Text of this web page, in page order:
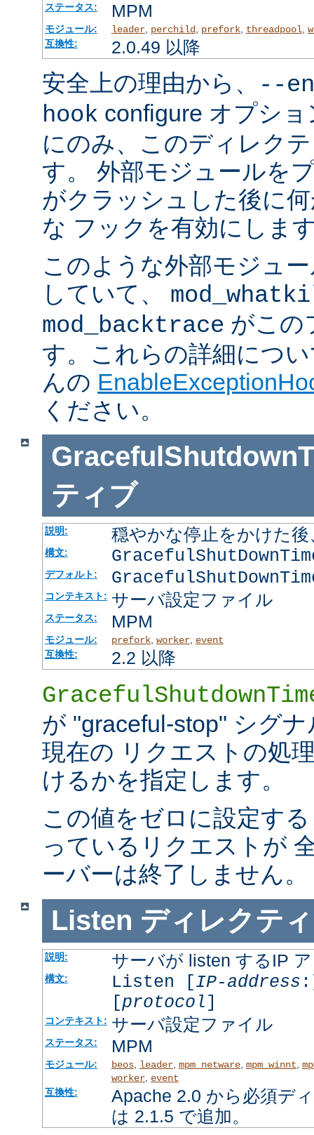
ステータス: MPM
モジュール: leader, perchild, prefork, threadpool
互換性:
2.0.49 以降
安全上の理由から、
--
hook configure オプシ
にのみ、このディレク
す。 外部モジュールを
がクラッシュした後に
な フックを有効にしま
このような外部モジュ
していて、
mod_backtrace がこの
す。これらの詳細につ
んの
ください。
ティブ
説明: 穏やかな停止をかけた
構文:
デフォルト:
コンテキスト: サーバ設定ファイル
ステータス: MPM
モジュール: prefork, worker, event
互換性:
2.2 以降
が "graceful-stop" シグ
現在の リクエストの処
けるかを指定します。
この値をゼロに設定す
っているリクエストが
ーバーは終了しません。
Listen ディレクテ
説明: サーバが listen するIP
構文: Listen [IP-address
[protocol]
コンテキスト: サーバ設定ファイル
ステータス: MPM
モジュール: beos, leader, mpm_netware, mpm_winnt
worker, event
互換性:
Apache 2.0 から必須デ
は 2.1.5 で追加。